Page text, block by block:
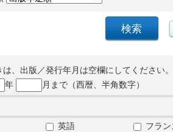
、出版／発行年月は空欄にしてください。
年 月まで（西暦、半角数字）
英語 フラ